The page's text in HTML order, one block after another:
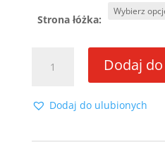
Strona łóżka:
Łóżko
Morena
Dodaj
Dodaj do ulubionych